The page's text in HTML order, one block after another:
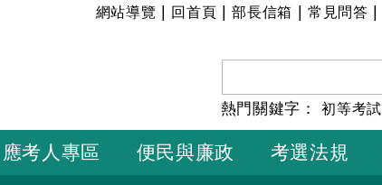
:::
網站導覽 回首頁 |部長信箱 常見問答
熱門關鍵字：初等考試
應考人專區 便民與廉政 考選法規